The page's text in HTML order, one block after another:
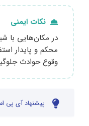
نکات ایمنی
در مکان‌هایی با
محکم و پایدار
وقوع حوادث
پیشنهاد آی پی